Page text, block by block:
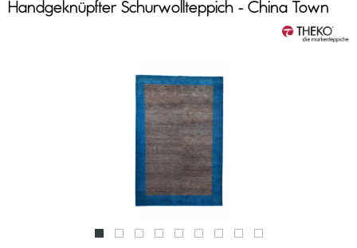
Handgeknüpfter Schurwollteppich - China Town